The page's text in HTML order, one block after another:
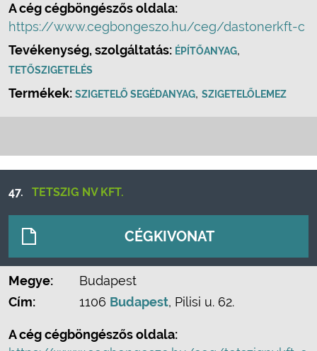
A cég cégböngészős oldala:
https://www.cegbongeszo.hu/ceg/dastonerkft-c
Tevékenység, szolgáltatás: ÉPÍTŐANYAG,
TETŐSZIGETELÉS
Termékek: SZIGETELŐ SEGÉDANYAG, SZIGETELŐLEMEZ
47. TETSZIG NV KFT.
CÉGKIVONAT
Megye:
Budapest
Cím:
1106 Budapest, Pilisi u. 62.
A cég cégböngészős oldala: